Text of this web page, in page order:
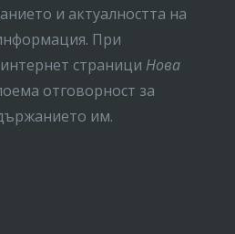
и актуалността на
При
страници Нова
отговорност за
им.